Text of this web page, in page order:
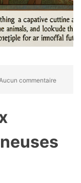
Aucun commentaire